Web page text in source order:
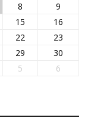
8
9
15
16
22
23
29
30
5 6